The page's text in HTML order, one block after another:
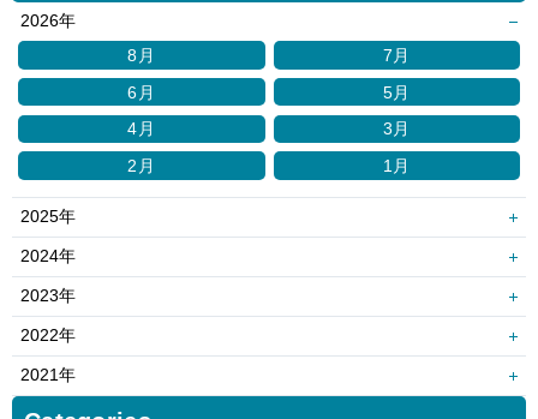
2026年
8月
7月
6月
5月
4月
3月
2月
1月
2025年
6月
5月
4月
3月
2024年
6月
5月
2023年
2022年
2021年